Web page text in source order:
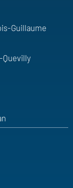
Guillaume
Quevilly